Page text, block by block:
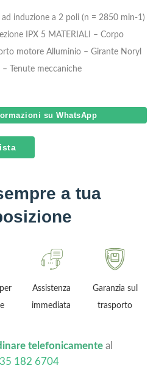
induzione a 2 poli (n = 2850 min-1)
IPX 5 MATERIALI
– Corpo
motore Alluminio – Girante Noryl
– Tenute meccaniche
su WhatsApp
a tua
Assistenza
immediata
Garanzia sul
trasporto
telefonicamente al
182 6704